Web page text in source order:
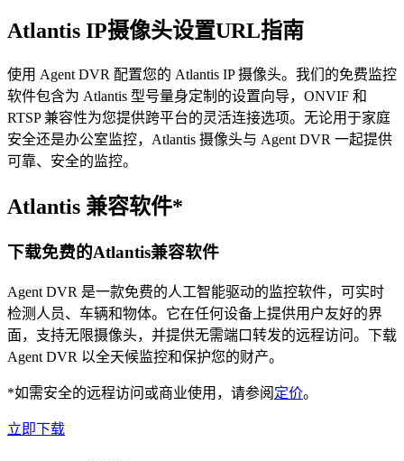
Atlantis IP摄像头设置URL指南
使用 Agent DVR 配置您的 Atlantis IP 摄像头。我们的免费监控
软件包含为 Atlantis 型号量身定制的设置向导，ONVIF 和
RTSP 兼容性为您提供跨平台的灵活连接选项。无论用于家庭
安全还是办公室监控，Atlantis 摄像头与 Agent DVR 一起提供
可靠、安全的监控。
Atlantis 兼容软件*
下载免费的Atlantis兼容软件
Agent DVR 是一款免费的人工智能驱动的监控软件，可实时
检测人员、车辆和物体。它在任何设备上提供用户友好的界
面，支持无限摄像头，并提供无需端口转发的远程访问。下载
Agent DVR 以全天候监控和保护您的财产。
*如需安全的远程访问或商业使用，请参阅 定价。
立即下载